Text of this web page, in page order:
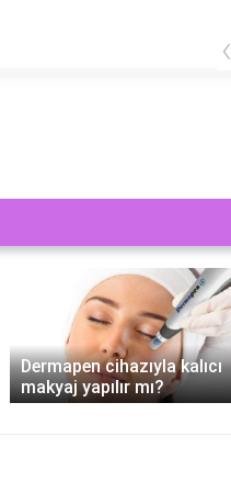
‹
Dermapen cihazıyla kalıcı
makyaj yapılır mı?